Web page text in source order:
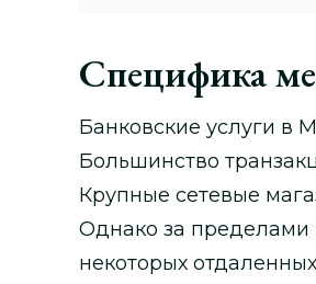
Специфика
Банковские услуги в
Большинство
Крупные сетевые
Однако за пределами
некоторых